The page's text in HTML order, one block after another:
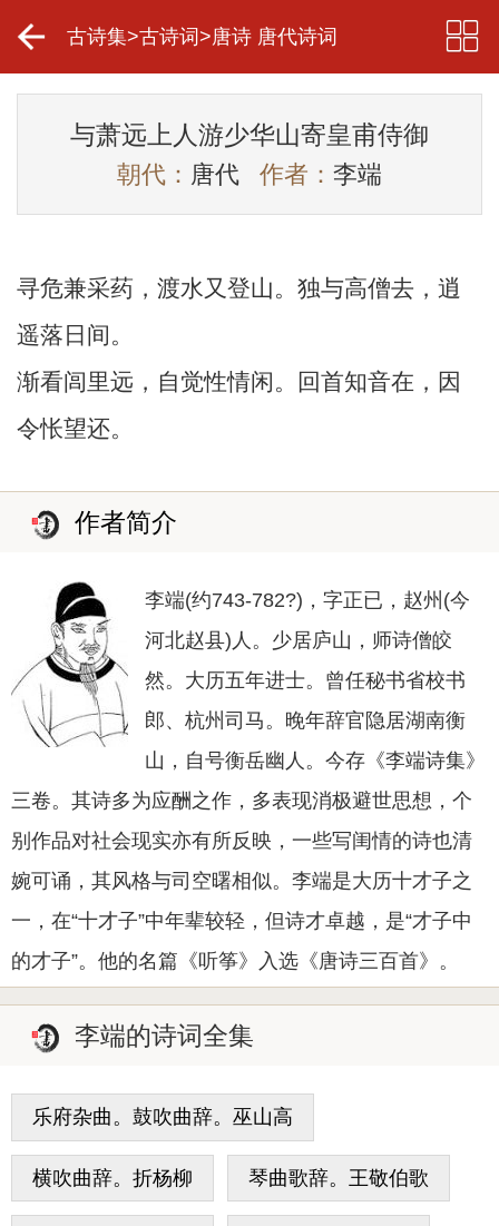
古诗集>古诗词 >唐诗 唐代诗词
与萧远上人游少华山寄皇甫侍御
朝代： 唐代 作者： 李端
寻危兼采药，渡水又登山。独与高僧去，逍
遥落日间。
渐看闾里远，自觉性情闲。回首知音在，因
令怅望还。
作者简介
李端(约743-782?)，字正已，赵州(今
河北赵县)人。少居庐山，师诗僧皎
然。大历五年进士。曾任秘书省校书
郎、杭州司马。晚年辞官隐居湖南衡
山，自号衡岳幽人。今存《李端诗集》
三卷。其诗多为应酬之作，多表现消极避世思想，个
别作品对社会现实亦有所反映，一些写闺情的诗也清
婉可诵，其风格与司空曙相似。李端是大历十才子之
一，在“十才子”中年辈较轻，但诗才卓越，是“才子中
的才子”。他的名篇《听筝》入选《唐诗三百首》。
李端的诗词全集
乐府杂曲。鼓吹曲辞。巫山高
横吹曲辞。折杨柳 琴曲歌辞。王敬伯歌